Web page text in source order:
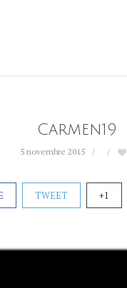
Carmen19
5 novembre 2015
TWEET +1